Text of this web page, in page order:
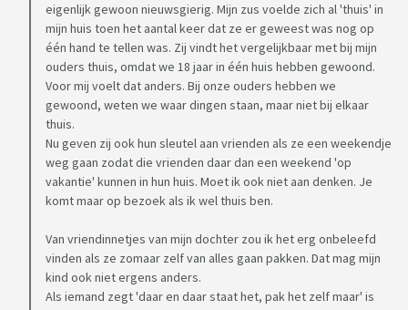
eigenlijk gewoon nieuwsgierig. Mijn zus voelde zich al 'thuis' in
mijn huis toen het aantal keer dat ze er geweest was nog op
één hand te tellen was. Zij vindt het vergelijkbaar met bij mijn
ouders thuis, omdat we 18 jaar in één huis hebben gewoond.
Voor mij voelt dat anders. Bij onze ouders hebben we
gewoond, weten we waar dingen staan, maar niet bij elkaar
thuis.
Nu geven zij ook hun sleutel aan vrienden als ze een weekendje
weg gaan zodat die vrienden daar dan een weekend 'op
vakantie' kunnen in hun huis. Moet ik ook niet aan denken. Je
komt maar op bezoek als ik wel thuis ben.
Van vriendinnetjes van mijn dochter zou ik het erg onbeleefd
vinden als ze zomaar zelf van alles gaan pakken. Dat mag mijn
kind ook niet ergens anders.
Als iemand zegt 'daar en daar staat het, pak het zelf maar' is